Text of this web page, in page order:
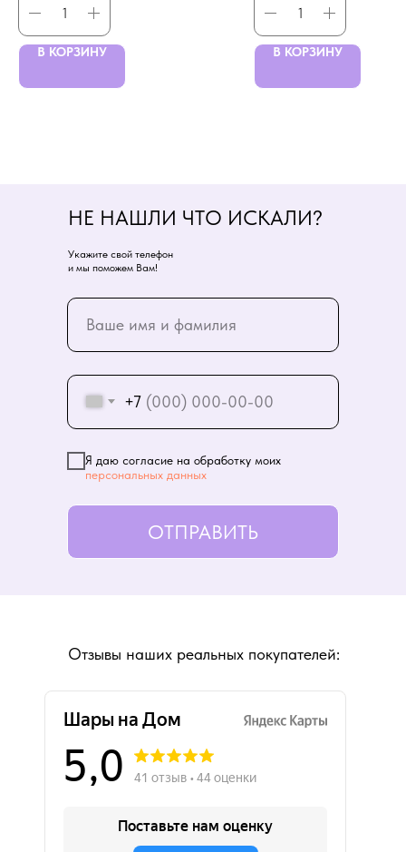
В КОРЗИНУ В КОРЗИНУ
+7
Я даю согласие на обработку моих
персональных данных
ОТПРАВИТЬ
НЕ НАШЛИ ЧТО ИСКАЛИ?
Укажите свой телефон
и мы поможем Вам!
Отзывы наших реальных покупателей: